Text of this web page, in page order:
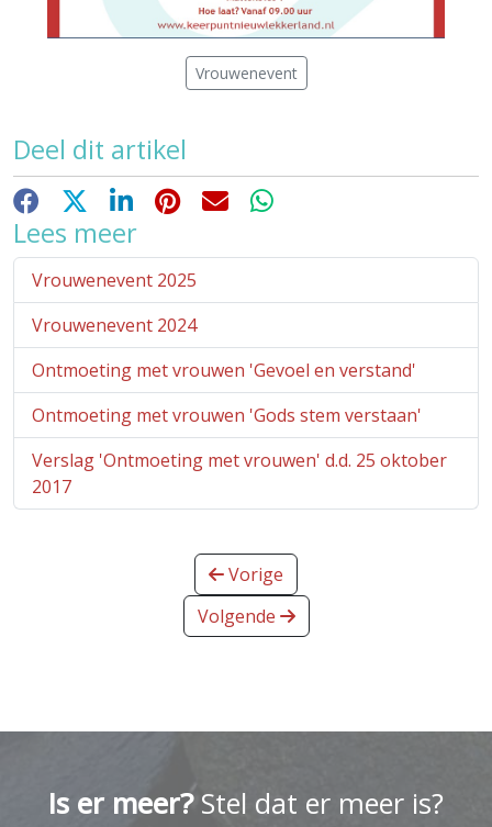
Vrouwenevent
Deel dit artikel
Facebook LinkedInPinterestE-mailWhatsApp
Lees meer
Vrouwenevent 2025
Vrouwenevent 2024
Ontmoeting met vrouwen 'Gevoel en verstand'
Ontmoeting met vrouwen 'Gods stem verstaan'
Verslag 'Ontmoeting met vrouwen' d.d. 25 oktober
2017
Vorige
Volgende
Is er meer?Stel dat er meer is?